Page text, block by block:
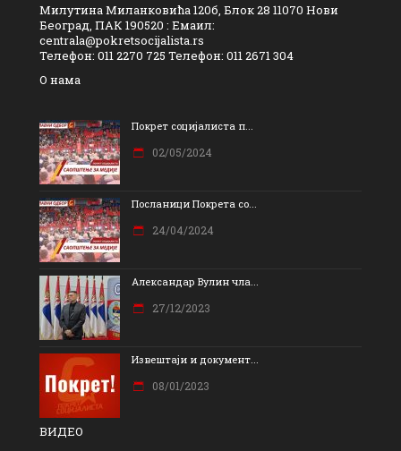
Милутина Миланковића 120б, Блок 28 11070 Нови
Београд, ПАК 190520 : Емаил:
centrala@pokretsocijalista.rs
Телефон: 011 2270 725 Телефон: 011 2671 304
О нама
Покрет социјалиста п...
02/05/2024
Посланици Покрета со...
24/04/2024
Александар Вулин чла...
27/12/2023
Извештаји и документ...
08/01/2023
ВИДЕО